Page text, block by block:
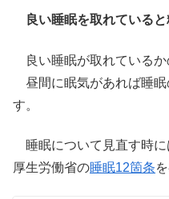
良い睡眠を取れている
良い睡眠が取れているか
昼間に眠気があれば睡眠
す。
睡眠について見直す時に
厚生労働省の睡眠12箇条